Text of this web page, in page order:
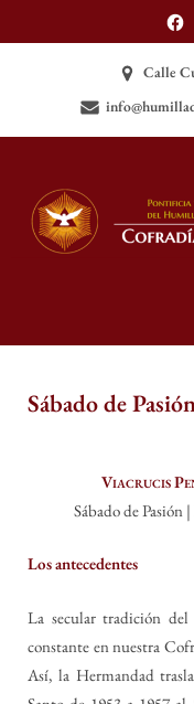
to
Calle
Sábado de
Viacrucis
Sábado de Pasión
Los antecedentes
La secular tradición
constante en nuestra
Así, la Hermandad